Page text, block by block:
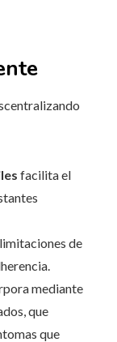
facilita el
de
mediante
que
que